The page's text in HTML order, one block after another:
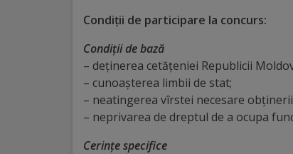
Diplome
Excelență
Ungheniul
Condiţii de participare la concurs:
Condiţii de bază
– deţinerea cetăţeniei Republicii
– cunoașterea limbii de stat;
– neatingerea vîrstei necesare
– neprivarea de dreptul de a ocupa
Cerinţe specifice